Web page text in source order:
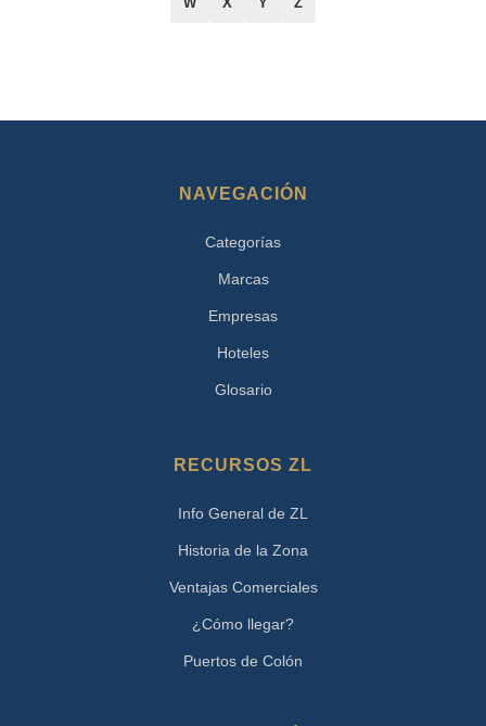
NAVEGACIÓN
Categorías
Marcas
Empresas
Hoteles
Glosario
RECURSOS ZL
Info General de ZL
Historia de la Zona
Ventajas Comerciales
¿Cómo llegar?
Puertos de Colón